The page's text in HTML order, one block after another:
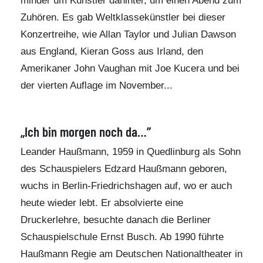
Zuhören. Es gab Weltklassekünstler bei dieser
Konzertreihe, wie Allan Taylor und Julian Dawson
aus England, Kieran Goss aus Irland, den
Amerikaner John Vaughan mit Joe Kucera und bei
der vierten Auflage im November...
„Ich bin morgen noch da…”
Leander Haußmann, 1959 in Quedlinburg als Sohn
des Schauspielers Edzard Haußmann geboren,
wuchs in Berlin-Friedrichshagen auf, wo er auch
heute wieder lebt. Er absolvierte eine
Druckerlehre, besuchte danach die Berliner
Schauspielschule Ernst Busch. Ab 1990 führte
Haußmann Regie am Deutschen Nationaltheater in